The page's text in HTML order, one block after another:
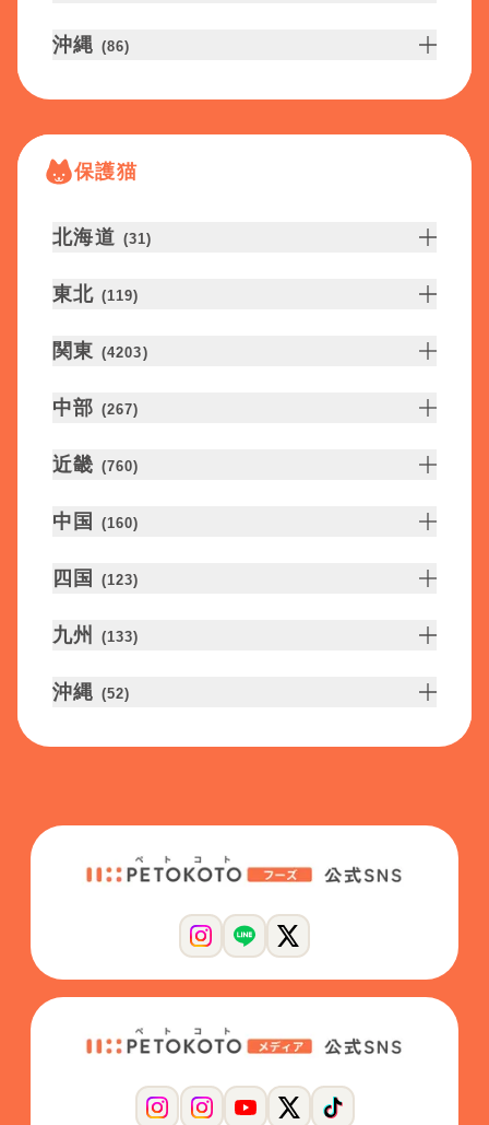
沖縄 (86)
保護猫
北海道 (31)
東北 (119)
関東 (4203)
中部 (267)
近畿 (760)
中国 (160)
四国 (123)
九州 (133)
沖縄 (52)